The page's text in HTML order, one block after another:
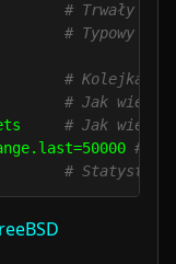
# Trwały
# Typowy
# Kolejka
# Jak wiele
# Jak wiele
#
m # Statystyki